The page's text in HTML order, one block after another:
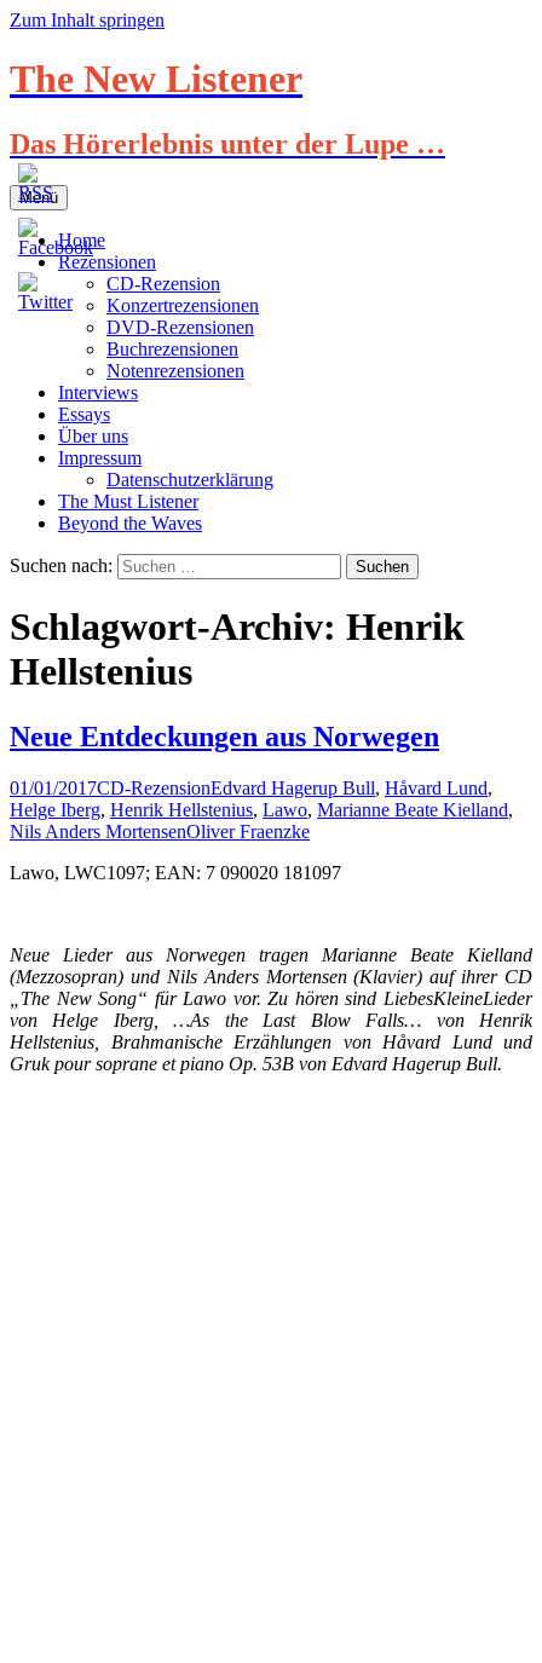
Zum Inhalt springen
The New Listener
Das Hörerlebnis unter der Lupe …
Menü
Home
Rezensionen
CD-Rezension
Konzertrezensionen
DVD-Rezensionen
Buchrezensionen
Notenrezensionen
Interviews
Essays
Über uns
Impressum
Datenschutzerklärung
The Must Listener
Beyond the Waves
Suchen nach:
Schlagwort-Archiv: Henrik
Hellstenius
Neue Entdeckungen aus Norwegen
01/01/2017CD-RezensionEdvard Hagerup Bull, Håvard Lund,
Helge Iberg, Henrik Hellstenius, Lawo, Marianne Beate Kielland,
Nils Anders MortensenOliver Fraenzke
Lawo, LWC1097; EAN: 7 090020 181097
Neue Lieder aus Norwegen tragen Marianne Beate Kielland
(Mezzosopran) und Nils Anders Mortensen (Klavier) auf ihrer CD
„The New Song“ für Lawo vor. Zu hören sind LiebesKleineLieder
von Helge Iberg, …As the Last Blow Falls… von Henrik
Hellstenius, Brahmanische Erzählungen von Håvard Lund und
Gruk pour soprane et piano Op. 53B von Edvard Hagerup Bull.